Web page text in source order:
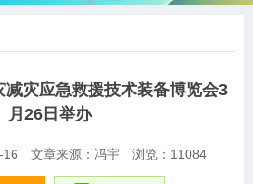
减灾应急救援技术装备博览会3
月26日举办
16 文章来源：冯宇 浏览： 11084